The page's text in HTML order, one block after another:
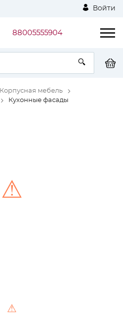
Войти
88005555904
Корпусная мебель
Кухонные фасады
⚠
⚠